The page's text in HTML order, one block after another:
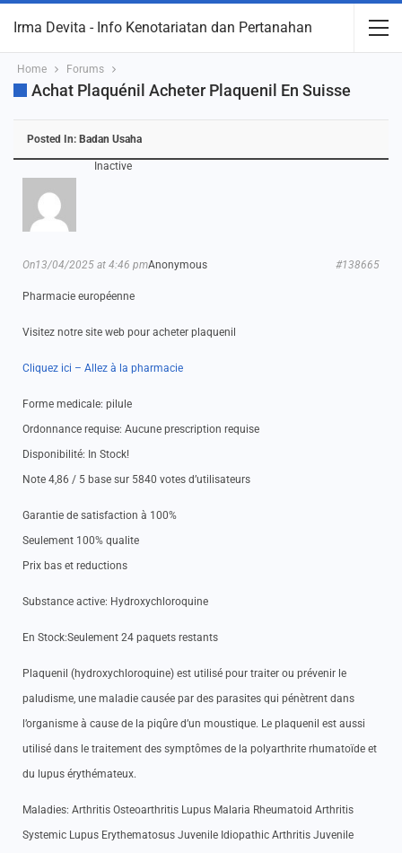
Irma Devita - Info Kenotariatan dan Pertanahan
Home Forums
Achat Plaquénil Acheter Plaquenil En Suisse
Posted In: Badan Usaha
Inactive
Anonymous
On13/04/2025 at 4:46 pm #138665
Pharmacie européenne
Visitez notre site web pour acheter plaquenil
Cliquez ici – Allez à la pharmacie
Forme medicale: pilule
Ordonnance requise: Aucune prescription requise
Disponibilité: In Stock!
Note 4,86 / 5 base sur 5840 votes d’utilisateurs
Garantie de satisfaction à 100%
Seulement 100% qualite
Prix bas et reductions
Substance active: Hydroxychloroquine
En Stock:Seulement 24 paquets restants
Plaquenil (hydroxychloroquine) est utilisé pour traiter ou prévenir le
paludisme, une maladie causée par des parasites qui pénètrent dans
l’organisme à cause de la piqûre d’un moustique. Le plaquenil est aussi
utilisé dans le traitement des symptômes de la polyarthrite rhumatoïde et
du lupus érythémateux.
Maladies: Arthritis Osteoarthritis Lupus Malaria Rheumatoid Arthritis
Systemic Lupus Erythematosus Juvenile Idiopathic Arthritis Juvenile